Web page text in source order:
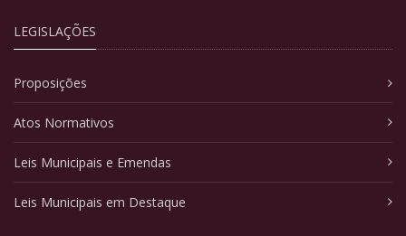
LEGISLAÇÕES
Proposições
Atos Normativos
Leis Municipais e Emendas
Leis Municipais em Destaque